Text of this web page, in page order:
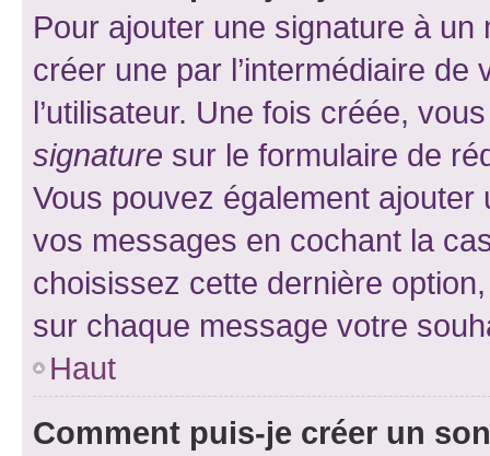
Pour ajouter une signature à un
créer une par l’intermédiaire
l’utilisateur. Une fois créée,
signature sur le formulaire de
Vous pouvez également
vos messages en cochant la
choisissez cette dernière
sur chaque message votre
Haut
Comment puis-je créer un